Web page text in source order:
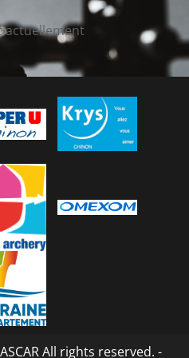
actuellement
All rights reserved. -